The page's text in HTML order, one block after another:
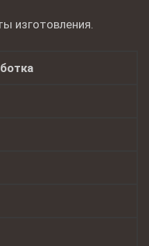
изготовления.